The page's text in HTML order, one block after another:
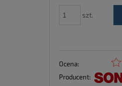
szt.
Ocena:
Producent: